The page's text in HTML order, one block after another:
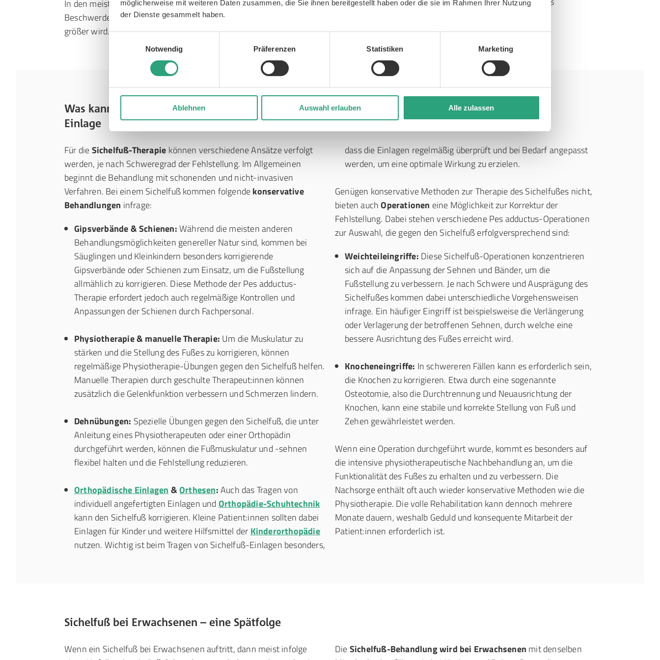
möglicherweise mit weiteren Daten zusammen, die Sie ihnen bereitgestellt haben oder die sie im Rahmen Ihrer Nutzung
der Dienste gesammelt haben.
Einwilligungsauswahl
Notwendig
Präferenzen Statistiken Marketing
Ablehnen Auswahl erlauben Alle zulassen
In den meisten Fällen verursachen Sichelfüße keine oder nur geringe
Beschwerden undkorrigieren sich sogar von allein
größer wird. Jedoch kann sich der gekrümmte Fuß auch durch
Was kann man gegen einen Sichelfuß tun? Sichelfuß Behandlung – von OP bis
Einlage
Für dieSichelfuß-Therapie können verschiedene Ansätze verfolgt
werden, je nach Schweregrad der Fehlstellung. Im Allgemeinen
beginnt die Behandlung mit schonenden und nicht-invasiven
Verfahren. Bei einem Sichelfuß kommen folgendekonservative
Behandlungen infrage:
Gipsverbände & Schienen:Während die meisten anderen
Behandlungsmöglichkeiten genereller Natur sind, kommen bei
Säuglingen und Kleinkindern besonders korrigierende
Gipsverbände oder Schienen zum Einsatz, um die Fußstellung
allmählich zu korrigieren. Diese Methode der Pes adductus-
Therapie erfordert jedoch auch regelmäßige Kontrollen und
Anpassungen der Schienen durch Fachpersonal.
Physiotherapie & manuelle Therapie: Um die Muskulatur zu
stärken und die Stellung des Fußes zu korrigieren, können
regelmäßige Physiotherapie-Übungen gegen den Sichelfuß helfen.
Manuelle Therapien durch geschulte Therapeut:innen können
zusätzlich die Gelenkfunktion verbessern und Schmerzen lindern.
Dehnübungen: Spezielle Übungen gegen den Sichelfuß, die unter
Anleitung eines Physiotherapeuten oder einer Orthopädin
durchgeführt werden, können die Fußmuskulatur und -sehnen
flexibel halten und die Fehlstellung reduzieren.
Orthopädische Einlagen &Orthesen:Auch das Tragen von
individuell angefertigten Einlagen und Orthopädie-Schuhtechnik
kann den Sichelfuß korrigieren. Kleine Patient:innen sollten dabei
Einlagen für Kinder und weitere Hilfsmittel der Kinderorthopädie
nutzen. Wichtig ist beim Tragen von Sichelfuß-Einlagen besonders,
dass die Einlagen regelmäßig überprüft und bei Bedarf angepasst
werden, um eine optimale Wirkung zu erzielen.
Genügen konservative Methoden zur Therapie des Sichelfußes nicht,
bieten auchOperationen eine Möglichkeit zur Korrektur der
Fehlstellung. Dabei stehen verschiedene Pes adductus-Operationen
zur Auswahl, die gegen den Sichelfuß erfolgversprechend sind:
Weichteileingriffe: Diese Sichelfuß-Operationen konzentrieren
sich auf die Anpassung der Sehnen und Bänder, um die
Fußstellung zu verbessern. Je nach Schwere und Ausprägung des
Sichelfußes kommen dabei unterschiedliche Vorgehensweisen
infrage. Ein häufiger Eingriff ist beispielsweise die Verlängerung
oder Verlagerung der betroffenen Sehnen, durch welche eine
bessere Ausrichtung des Fußes erreicht wird.
Knocheneingriffe: In schwereren Fällen kann es erforderlich sein,
die Knochen zu korrigieren. Etwa durch eine sogenannte
Osteotomie, also die Durchtrennung und Neuausrichtung der
Knochen, kann eine stabile und korrekte Stellung von Fuß und
Zehen gewährleistet werden.
Wenn eine Operation durchgeführt wurde, kommt es besonders auf
die intensive physiotherapeutische Nachbehandlung an, um die
Funktionalität des Fußes zu erhalten und zu verbessern. Die
Nachsorge enthält oft auch wieder konservative Methoden wie die
Physiotherapie. Die volle Rehabilitation kann dennoch mehrere
Monate dauern, weshalb Geduld und konsequente Mitarbeit der
Patient:innen erforderlich ist.
Sichelfuß bei Erwachsenen – eine Spätfolge
Wenn ein Sichelfuß bei Erwachsenen auftritt, dann meist infolge
DieSichelfuß-Behandlung wird bei Erwachsenen mit denselben